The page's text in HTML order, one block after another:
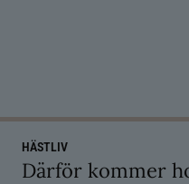
HÄSTLIV
Därför kommer